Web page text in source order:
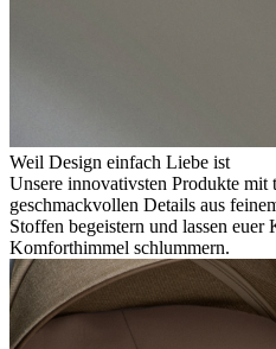
Weil Design einfach Liebe ist
Unsere innovativsten Produkte mit
geschmackvollen Details aus
Stoffen begeistern und lassen euer
Komforthimmel schlummern.